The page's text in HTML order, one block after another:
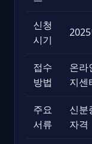
신청
시기
접수
방법
온라
지센
주요
서류
신분
자격